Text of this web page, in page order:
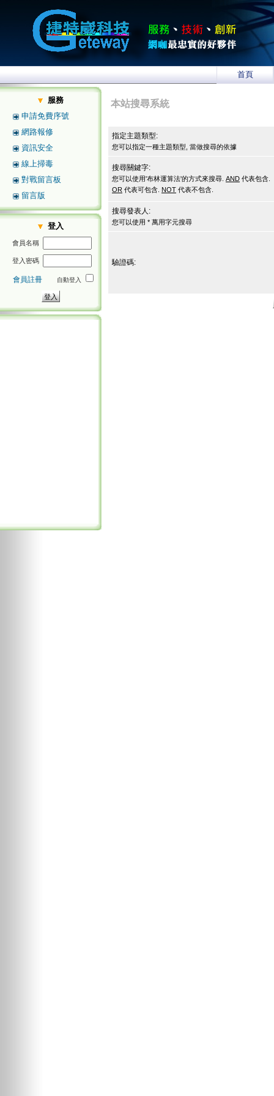
首頁
服務
申請免費序號
網路報修
資訊安全
線上掃毒
對戰留言板
留言版
登入
會員名稱
登入密碼
會員註冊 自動登入
本站搜尋系統
指定主題類型:
您可以指定一種主題類型, 當做搜尋的依據
搜尋關鍵字:
您可以使用'布林運算法'的方式來搜尋. AND 代表包含.
OR 代表可包含. NOT 代表不包含.
搜尋發表人:
您可以使用 * 萬用字元搜尋
驗證碼: